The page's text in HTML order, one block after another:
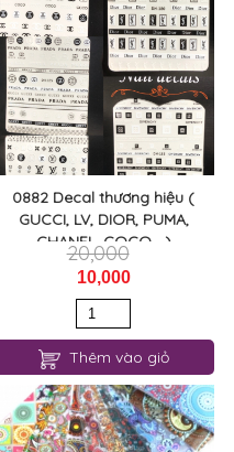
0882 Decal thương hiệu (
GUCCI, LV, DIOR, PUMA,
CHANEL, COCO,...)
20,000
10,000
Thêm vào giỏ